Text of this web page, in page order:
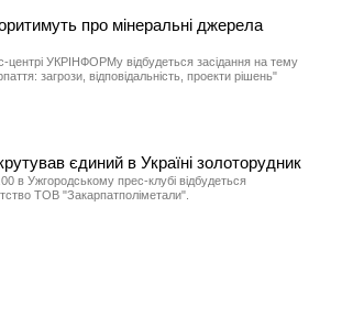
про мінеральні джерела
центрі УКРІНФОРМу відбудеться засідання на тему
загрози, відповідальність, проекти рішень"
єдиний в Україні золоторудник
в Ужгородському прес-клубі відбудеться
ТОВ "Закарпатполіметали".